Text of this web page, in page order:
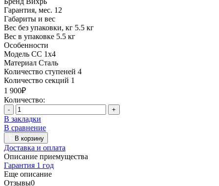
Гарантия, мес. 12
Габариты и вес
Вес без упаковки, кг 5.5 кг
Вес в упаковке 5.5 кг
Особенности
Модель СС 1х4
Материал Сталь
Количество ступеней 4
Количество секций 1
1 900₽
Количество:
- +
В закладки
В сравнение
В корзину
Доставка и оплата
Описание приемущества
Гарантия 1 год
Еще описание
Отзывы0